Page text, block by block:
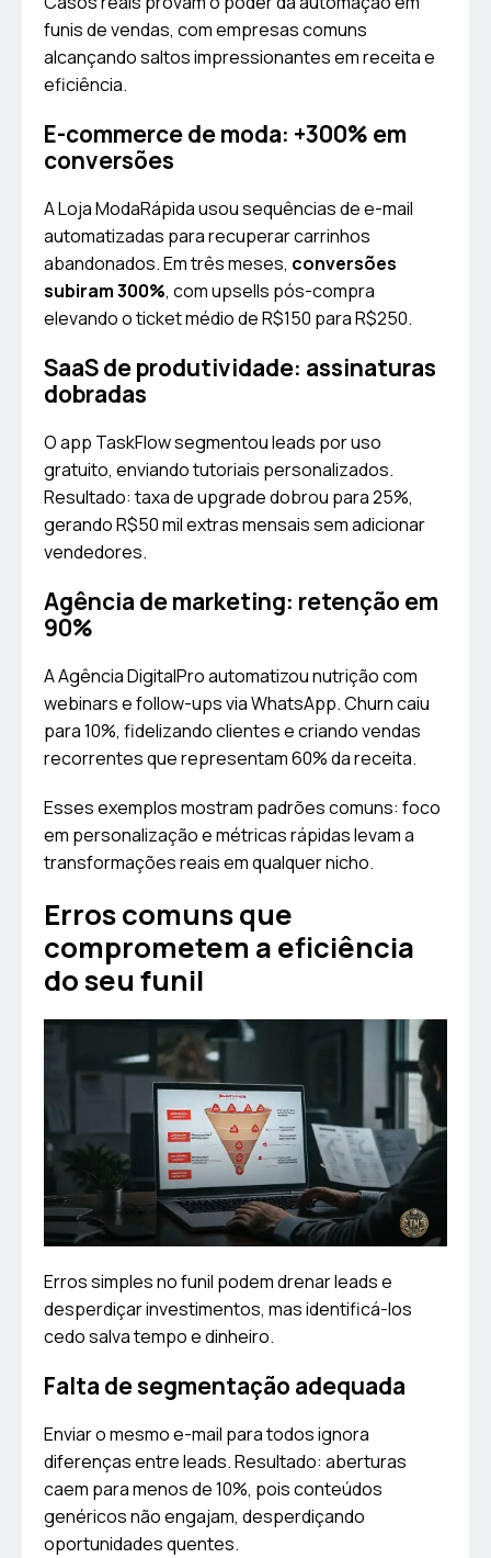
funis de vendas, com empresas comuns
alcançando saltos impressionantes em receita e
eficiência.
E-commerce de moda: +300% em
conversões
A Loja ModaRápida usou sequências de e-mail
automatizadas para recuperar carrinhos
abandonados. Em três meses, conversões
subiram 300%, com upsells pós-compra
elevando o ticket médio de R$150 para R$250.
SaaS de produtividade: assinaturas
dobradas
O app TaskFlow segmentou leads por uso
gratuito, enviando tutoriais personalizados.
Resultado: taxa de upgrade dobrou para 25%,
gerando R$50 mil extras mensais sem adicionar
vendedores.
Agência de marketing: retenção em
90%
A Agência DigitalPro automatizou nutrição com
webinars e follow-ups via WhatsApp. Churn caiu
para 10%, fidelizando clientes e criando vendas
recorrentes que representam 60% da receita.
Esses exemplos mostram padrões comuns: foco
em personalização e métricas rápidas levam a
transformações reais em qualquer nicho.
Erros comuns que
comprometem a eficiência
do seu funil
Erros simples no funil podem drenar leads e
desperdiçar investimentos, mas identificá-los
cedo salva tempo e dinheiro.
Falta de segmentação adequada
Enviar o mesmo e-mail para todos ignora
diferenças entre leads. Resultado: aberturas
caem para menos de 10%, pois conteúdos
genéricos não engajam, desperdiçando
oportunidades quentes.